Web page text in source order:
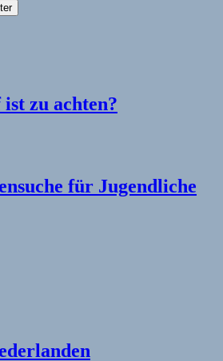
zu achten?
für Jugendliche